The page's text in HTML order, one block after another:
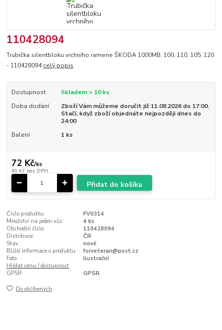
110428094
Trubička silentbloku vrchního ramene ŠKODA 1000MB, 100, 110, 105, 120
- 110428094celý popis
Dostupnost
Skladem > 10 ks
Doba dodání
Zboží Vám můžeme doručit již 11.08.2026 do 17:00.
Stačí, když zboží objednáte nejpozději dnes do
24:00
Balení
1 ks
72 Kč/ks
60 Kč bez DPH
Přidat do košíku
Číslo produktu:
FV0314
Množství na jeden vůz:
4 ks
Obchodní číslo:
110428094
Distribuce:
ČR
Stav:
nové
Bližší informace o produktu:
forveteran@post.cz
Foto:
ilustrační
Hlídat cenu / dostupnost
GPSR:
GPSR
Do oblíbených